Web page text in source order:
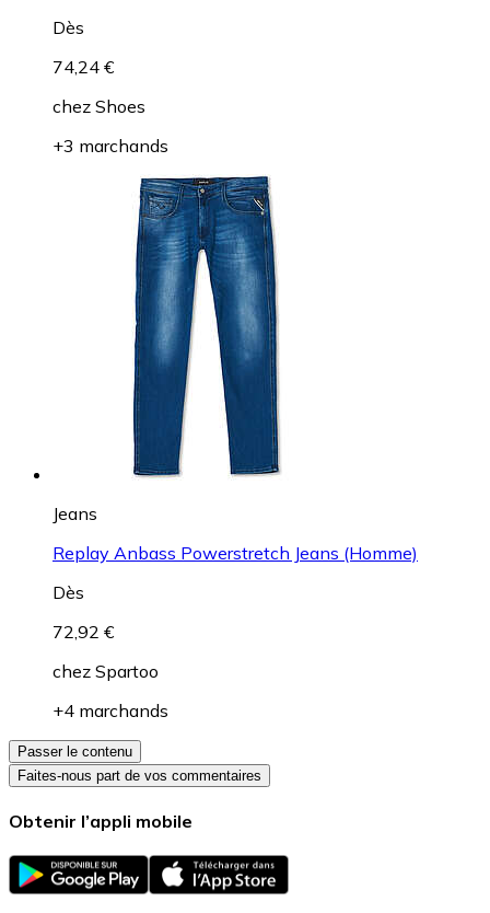
Dès
74,24 €
chez Shoes
+3 marchands
Jeans
Replay Anbass Powerstretch Jeans (Homme)
Dès
72,92 €
chez Spartoo
+4 marchands
Passer le contenu
Faites-nous part de vos commentaires
Obtenir l’appli mobile